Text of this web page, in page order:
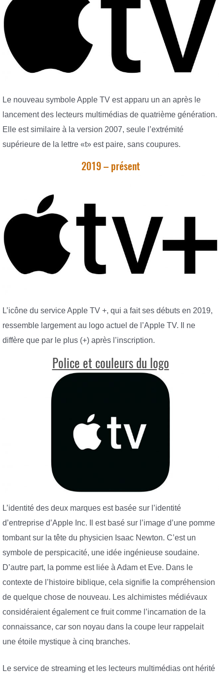
Le nouveau symbole Apple TV est apparu un an après le
lancement des lecteurs multimédias de quatrième génération.
Elle est similaire à la version 2007, seule l’extrémité
supérieure de la lettre «t» est paire, sans coupures.
2019 – présent
L’icône du service Apple TV +, qui a fait ses débuts en 2019,
ressemble largement au logo actuel de l’Apple TV. Il ne
diffère que par le plus (+) après l’inscription.
Police et couleurs du logo
L’identité des deux marques est basée sur l’identité
d’entreprise d’Apple Inc. Il est basé sur l’image d’une pomme
tombant sur la tête du physicien Isaac Newton. C’est un
symbole de perspicacité, une idée ingénieuse soudaine.
D’autre part, la pomme est liée à Adam et Eve. Dans le
contexte de l’histoire biblique, cela signifie la compréhension
de quelque chose de nouveau. Les alchimistes médiévaux
considéraient également ce fruit comme l’incarnation de la
connaissance, car son noyau dans la coupe leur rappelait
une étoile mystique à cinq branches.
Le service de streaming et les lecteurs multimédias ont hérité